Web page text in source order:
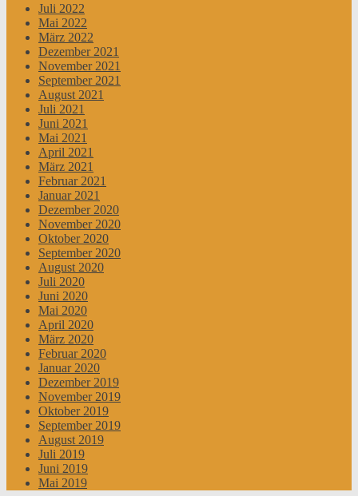
Juli 2022
Mai 2022
März 2022
Dezember 2021
November 2021
September 2021
August 2021
Juli 2021
Juni 2021
Mai 2021
April 2021
März 2021
Februar 2021
Januar 2021
Dezember 2020
November 2020
Oktober 2020
September 2020
August 2020
Juli 2020
Juni 2020
Mai 2020
April 2020
März 2020
Februar 2020
Januar 2020
Dezember 2019
November 2019
Oktober 2019
September 2019
August 2019
Juli 2019
Juni 2019
Mai 2019